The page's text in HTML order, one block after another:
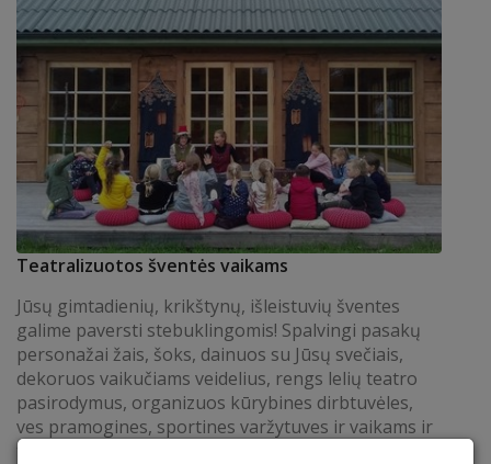
Teatralizuotos šventės vaikams
Jūsų gimtadienių, krikštynų, išleistuvių šventes
galime paversti stebuklingomis! Spalvingi pasakų
personažai žais, šoks, dainuos su Jūsų svečiais,
dekoruos vaikučiams veidelius, rengs lelių teatro
pasirodymus, organizuos kūrybines dirbtuvėles,
ves pramogines, sportines varžytuves ir vaikams ir
tėveliams bei užtikrins šventinę nuotaiką :)